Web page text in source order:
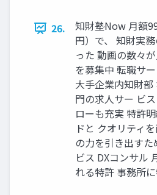
26.
知財塾Now 月額
円）で、 知財実
った 動画の数々
を募集中 転職サ
大手企業内知財
門の求人サー ビ
ローも充実 特許
ドと クオリティ
の力を引き出す
ビス DXコンサル
れる特許 事務所